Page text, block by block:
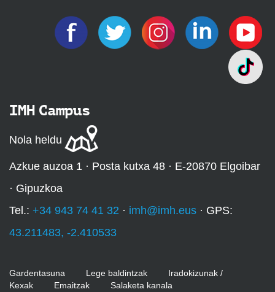
IMH Campus
Nola heldu
Azkue auzoa 1 · Posta kutxa 48 · E-20870 Elgoibar
· Gipuzkoa
Tel.: +34 943 74 41 32 · imh@imh.eus · GPS:
43.211483, -2.410533
Gardentasuna Lege baldintzak
Iradokizunak /
Kexak
Emaitzak Salaketa kanala